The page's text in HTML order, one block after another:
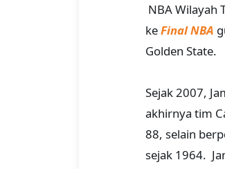
NBA Wilayah
keFinal NBA
Golden State.
Sejak 2007,
akhirnya tim
88, selain
sejak 1964.